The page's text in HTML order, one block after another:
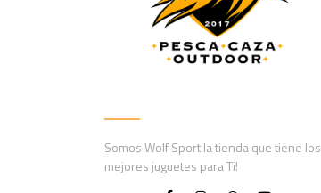
Somos Wolf Sport la tienda que tiene los
mejores juguetes para Ti!